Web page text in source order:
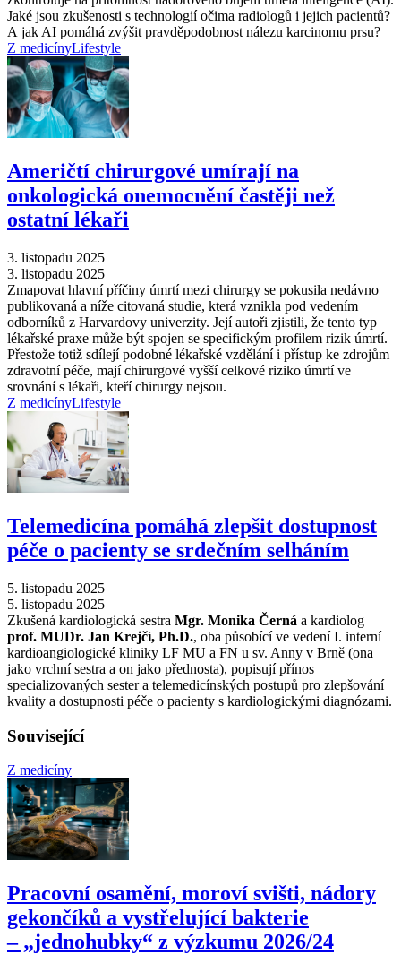
Jaké jsou zkušenosti s technologií očima radiologů i jejich pacientů?
A jak AI pomáhá zvýšit pravděpodobnost nálezu karcinomu prsu?
Z medicínyLifestyle
Američtí chirurgové umírají na
onkologická onemocnění častěji než
ostatní lékaři
3. listopadu 2025
3. listopadu 2025
Zmapovat hlavní příčiny úmrtí mezi chirurgy se pokusila nedávno
publikovaná a níže citovaná studie, která vznikla pod vedením
odborníků z Harvardovy univerzity. Její autoři zjistili, že tento typ
lékařské praxe může být spojen se specifickým profilem rizik úmrtí.
Přestože totiž sdílejí podobné lékařské vzdělání i přístup ke zdrojům
zdravotní péče, mají chirurgové vyšší celkové riziko úmrtí ve
srovnání s lékaři, kteří chirurgy nejsou.
Z medicínyLifestyle
Telemedicína pomáhá zlepšit dostupnost
péče o pacienty se srdečním selháním
5. listopadu 2025
5. listopadu 2025
Zkušená kardiologická sestra Mgr. Monika Černá a kardiolog
prof. MUDr. Jan Krejčí, Ph.D., oba působící ve vedení I. interní
kardioangiologické kliniky LF MU a FN u sv. Anny v Brně (ona
jako vrchní sestra a on jako přednosta), popisují přínos
specializovaných sester a telemedicínských postupů pro zlepšování
kvality a dostupnosti péče o pacienty s kardiologickými diagnózami.
Související
Z medicíny
Pracovní osamění, moroví svišti, nádory
gekončíků a vystřelující bakterie
–⁠ „jednohubky“ z výzkumu 2026/24